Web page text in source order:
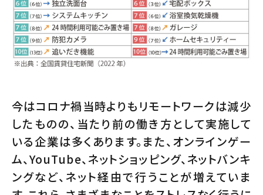
今はコロナ禍当時よりもリモートワークは減少
したものの、当たり前の働き方として実施して
いる企業は多くあります。また、オンラインゲー
ム、YouTube、ネットショッピング、ネットバンキ
ングなど、ネット経由で行うことが増えていま